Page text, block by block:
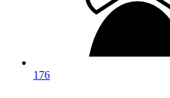
176